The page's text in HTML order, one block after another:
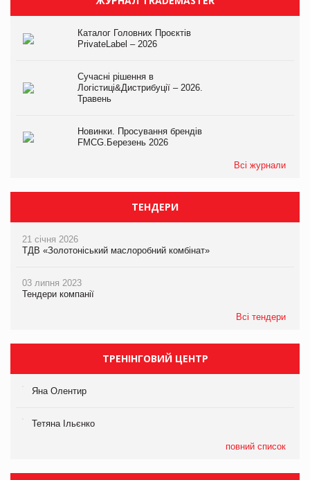
Каталог Головних Проєктів
PrivateLabel – 2026
Сучасні рішення в
Логістиці&Дистрибуції – 2026.
Травень
Новинки. Просування брендів
FMCG.Березень 2026
Всі журнали
ТЕНДЕРИ
21 січня 2026
ТДВ «Золотоніський маслоробний комбінат»
03 липня 2023
Тендери компанії
Всі тендери
ТРЕНІНГОВИЙ ЦЕНТР
Яна Олентир
Тетяна Ільєнко
повний список